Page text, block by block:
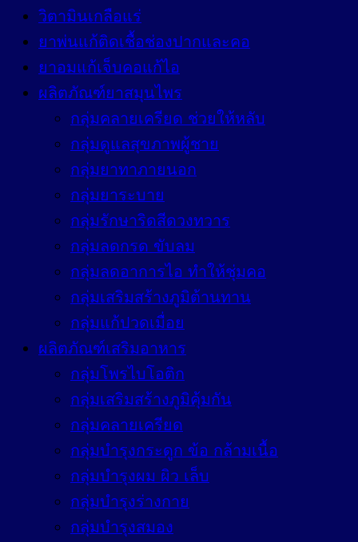
วิตามินเกลือแร่
ยาพ่นแก้ติดเชื้อช่องปากและคอ
ยาอมแก้เจ็บคอแก้ไอ
ผลิตภัณฑ์ยาสมุนไพร
กลุ่มคลายเครียด ช่วยให้หลับ
กลุ่มดูแลสุขภาพผู้ชาย
กลุ่มยาทาภายนอก
กลุ่มยาระบาย
กลุ่มรักษาริดสีดวงทวาร
กลุ่มลดกรด ขับลม
กลุ่มลดอาการไอ ทำให้ชุ่มคอ
กลุ่มเสริมสร้างภูมิต้านทาน
กลุ่มแก้ปวดเมื่อย
ผลิตภัณฑ์เสริมอาหาร
กลุ่มโพรไบโอติก
กลุ่มเสริมสร้างภูมิคุ้มกัน
กลุ่มคลายเครียด
กลุ่มบำรุงกระดูก ข้อ กล้ามเนื้อ
กลุ่มบำรุงผม ผิว เล็บ
กลุ่มบำรุงร่างกาย
กลุ่มบำรุงสมอง